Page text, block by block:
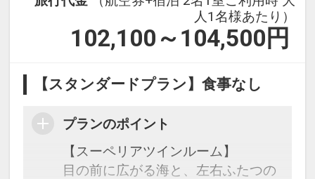
人1名様あたり）
102,100～104,500 円
【スタンダードプラン】食事なし
プランのポイント
【スーペリアツインルーム】
目の前に広がる海と、左右ふたつの